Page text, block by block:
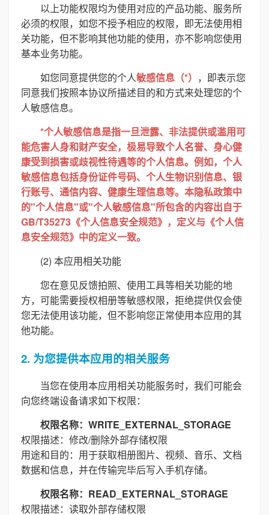
以上功能权限均为使用对应的产品功能、服务所
必须的权限，如您不授予相应的权限，即无法使用相
关功能，但不影响其他功能的使用，亦不影响您使用
基本业务功能。
如您同意提供您的个人敏感信息（*） ，即表示您
同意我们按照本协议所描述目的和方式来处理您的个
人敏感信息。
*个人敏感信息是指一旦泄露、非法提供或滥用可
能危害人身和财产安全，极易导致个人名誉、身心健
康受到损害或歧视性待遇等的个人信息。例如，个人
敏感信息包括身份证件号码、个人生物识别信息、银
行账号、通信内容、健康生理信息等。本隐私政策中
的"个人信息"或"个人敏感信息"所包含的内容出自于
GB/T35273《个人信息安全规范》，定义与《个人信
息安全规范》中的定义一致。
(2) 本应用相关功能
您在意见反馈拍照、使用工具等相关功能的地
方，可能需要授权相册等敏感权限，拒绝提供仅会使
您无法使用该功能，但不影响您正常使用本应用的其
他功能。
2. 为您提供本应用的相关服务
当您在使用本应用相关功能服务时，我们可能会
向您终端设备请求如下权限：
权限名称：WRITE_EXTERNAL_STORAGE
权限描述：修改/删除外部存储权限
用途和目的：用于获取相册图片、视频、音乐、文档
数据和信息，并在传输完毕后写入手机存储。
权限名称：READ_EXTERNAL_STORAGE
权限描述：读取外部存储权限